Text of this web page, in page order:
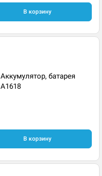
В корзину
Аккумулятор, батарея
A1618
В корзину